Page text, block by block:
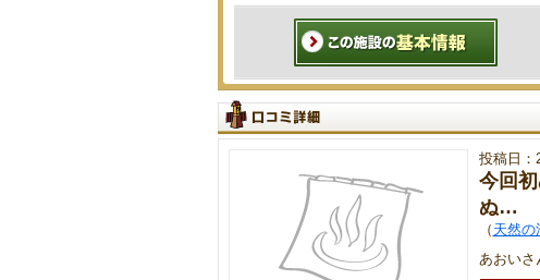
投稿日：
今回
ぬ…
（ 天然の
あおいさ